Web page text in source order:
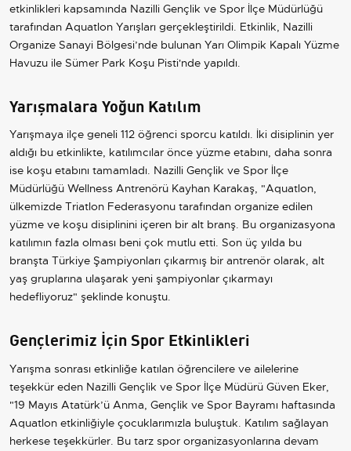
etkinlikleri kapsamında Nazilli Gençlik ve Spor İlçe Müdürlüğü
tarafından Aquatlon Yarışları gerçekleştirildi. Etkinlik, Nazilli
Organize Sanayi Bölgesi’nde bulunan Yarı Olimpik Kapalı Yüzme
Havuzu ile Sümer Park Koşu Pisti'nde yapıldı.
Yarışmalara Yoğun Katılım
Yarışmaya ilçe geneli 112 öğrenci sporcu katıldı. İki disiplinin yer
aldığı bu etkinlikte, katılımcılar önce yüzme etabını, daha sonra
ise koşu etabını tamamladı. Nazilli Gençlik ve Spor İlçe
Müdürlüğü Wellness Antrenörü Kayhan Karakaş, "Aquatlon,
ülkemizde Triatlon Federasyonu tarafından organize edilen
yüzme ve koşu disiplinini içeren bir alt branş. Bu organizasyona
katılımın fazla olması beni çok mutlu etti. Son üç yılda bu
branşta Türkiye Şampiyonları çıkarmış bir antrenör olarak, alt
yaş gruplarına ulaşarak yeni şampiyonlar çıkarmayı
hedefliyoruz" şeklinde konuştu.
Gençlerimiz İçin Spor Etkinlikleri
Yarışma sonrası etkinliğe katılan öğrencilere ve ailelerine
teşekkür eden Nazilli Gençlik ve Spor İlçe Müdürü Güven Eker,
"19 Mayıs Atatürk’ü Anma, Gençlik ve Spor Bayramı haftasında
Aquatlon etkinliğiyle çocuklarımızla buluştuk. Katılım sağlayan
herkese teşekkürler. Bu tarz spor organizasyonlarına devam